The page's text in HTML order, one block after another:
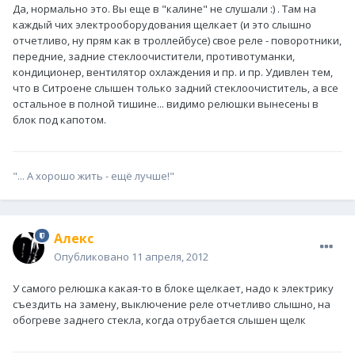
Да, нормально это. Вы еще в "калине" не слушали :) . Там на
каждый чих электрооборудования щелкает (и это слышно
отчетливо, ну прям как в троллейбусе) свое реле - поворотники,
передние, задние стеклоочистители, противотуманки,
кондиционер, вентилятор охлаждения и пр. и пр. Удивлен тем,
что в Ситроене слышен только задний стеклоочиститель, а все
остальное в полной тишине... видимо релюшки вынесены в
блок под капотом.
"... А хорошо жить - ещё лучше!"
Алeкс
Опубликовано 11 апреля, 2012
У самого релюшка какая-то в блоке щелкает, надо к электрику
съездить на замену, выключение реле отчетливо слышно, на
обогреве заднего стекла, когда отрубается слышен щелк